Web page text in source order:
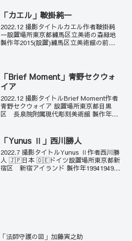
ーレ立川の地図。2層目は、ファー...
「カエル」鞍掛純一
2022.12 撮影タイトルカエル作者鞍掛純
一設置場所東京都練馬区立美術の森緑地
製作年2015(設置)練馬区立美術館の前庭
しっとりで...
「Brief Moment」青野セクウォ
イア
2022.12 撮影タイトルBrief Moment作者
青野セクウォイア 設置場所東京都目黒
区 長泉院附属現代彫刻美術館 製作年
れた彫刻家。東京で育ち、2007...
「Yunus Ⅱ」西川勝人
2022.7 撮影タイトルYunus Ⅱ作者西川勝
人 🇯🇵日本 🇩🇪ドイツ設置場所東京都新
宿区 新宿アイランド 製作年19941949
「法師守護の図」加藤寅之助